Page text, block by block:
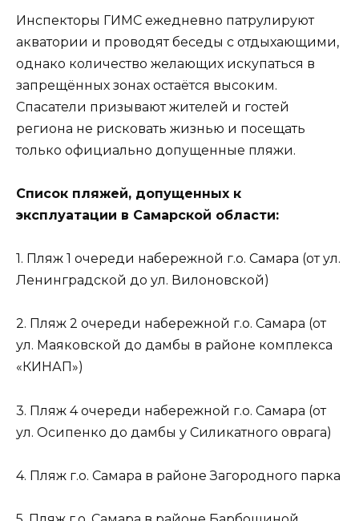
Инспекторы ГИМС ежедневно патрулируют
акватории и проводят беседы с отдыхающими,
однако количество желающих искупаться в
запрещённых зонах остаётся высоким.
Спасатели призывают жителей и гостей
региона не рисковать жизнью и посещать
только официально допущенные пляжи.
Список пляжей, допущенных к
эксплуатации в Самарской области:
1. Пляж 1 очереди набережной г.о. Самара (от ул.
Ленинградской до ул. Вилоновской)
2. Пляж 2 очереди набережной г.о. Самара (от
ул. Маяковской до дамбы в районе комплекса
«КИНАП»)
3. Пляж 4 очереди набережной г.о. Самара (от
ул. Осипенко до дамбы у Силикатного оврага)
4. Пляж г.о. Самара в районе Загородного парка